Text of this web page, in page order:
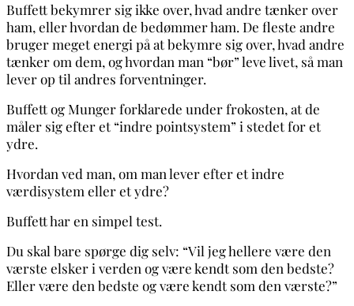
Buffett bekymrer sig ikke over, hvad andre tænker over
ham, eller hvordan de bedømmer ham. De fleste andre
bruger meget energi på at bekymre sig over, hvad andre
tænker om dem, og hvordan man “bør” leve livet, så man
lever op til andres forventninger.
Buffett og Munger forklarede under frokosten, at de
måler sig efter et “indre pointsystem” i stedet for et
ydre.
Hvordan ved man, om man lever efter et indre
værdisystem eller et ydre?
Buffett har en simpel test.
Du skal bare spørge dig selv: “Vil jeg hellere være den
værste elsker i verden og være kendt som den bedste?
Eller være den bedste og være kendt som den værste?”